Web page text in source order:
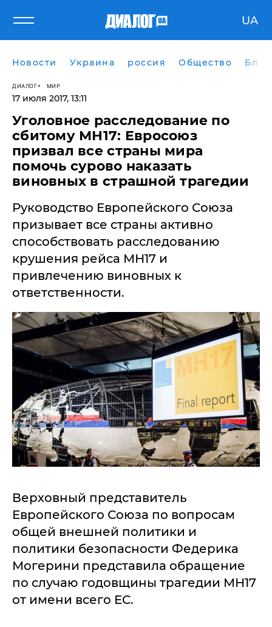
UA
Новости Украина россия Общество
ДИАЛОГ МИР
17 июля 2017, 13:11
Уголовное расследование по
сбитому МН17: Евросоюз
призвал все страны мира
помочь сурово наказать
виновных в страшной трагедии
Руководство Европейского Союза
призывает все страны активно
способствовать расследованию
крушения рейса МН17 и
привлечению виновных к
ответственности.
Верховный представитель
Европейского Союза по вопросам
общей внешней политики и
политики безопасности Федерика
Могерини представила обращение
по случаю годовщины трагедии МН17
от имени всего ЕС.